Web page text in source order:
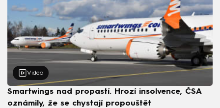
Video
Smartwings nad propastí. Hrozí insolvence, ČSA
oznámily, že se chystají propouštět